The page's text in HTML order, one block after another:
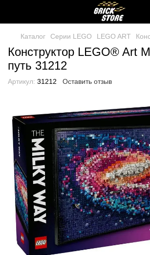
Каталог Серии LEGO LEGO ART
Конструктор LEGO® Art
путь 31212
Артикул: 31212 Оставить отзыв